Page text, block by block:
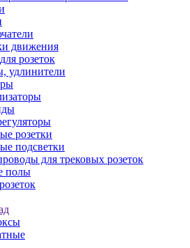
движения
розеток
удлинители
розетки
подсветки
для трековых розеток
полы